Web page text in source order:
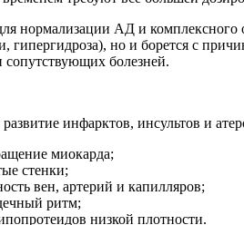
нормализации АД и комплексного
гипергидроза), но и борется с
сопутствующих болезней.
инфарктов, инсультов и
миокарда;
стенки;
вен, артерий и капилляров;
ритм;
низкой плотности.